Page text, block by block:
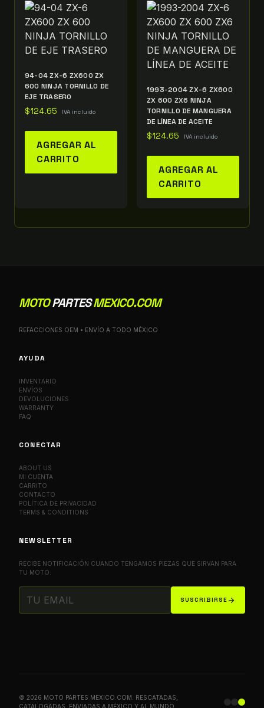
94-04 ZX-6 ZX600 ZX
600 NINJA TORNILLO DE
EJE TRASERO
$124.65 IVA incluido
AGREGAR AL
CARRITO
1993-2004 ZX-6 ZX600
ZX 600 ZX6 NINJA
TORNILLO DE MANGUERA
DE LÍNEA DE ACEITE
$124.65 IVA incluido
AGREGAR AL
CARRITO
MOTOPARTESMEXICO.COM
REFACCIONES OEM • ENVÍO A TODO MÉXICO
AYUDA
INVENTARIO
ENVÍOS
DEVOLUCIONES
WARRANTY
FAQ
CONECTAR
ABOUT US
MI CUENTA
CARRITO
CONTACTO
POLÍTICA DE PRIVACIDAD
TERMS & CONDITIONS
NEWSLETTER
RECIBE NOTIFICACIÓN CUANDO TENGAMOS PIEZAS QUE SIRVAN PARA
TU MOTO.
SUSCRIBIRSE arrow_forward
© 2026 MOTO PARTES MEXICO.COM. RESCATADAS,
CATALOGADAS, ENVIADAS A MÉXICO Y AL MUNDO.